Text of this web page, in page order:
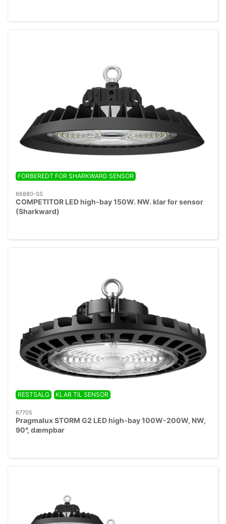
FORBEREDT FOR SHARKWARD SENSOR
66880-SS
COMPETITOR LED high-bay 150W. NW. klar for sensor
(Sharkward)
RESTSALG KLAR TIL SENSOR
67705
Pragmalux STORM G2 LED high-bay 100W-200W, NW,
90°, dæmpbar